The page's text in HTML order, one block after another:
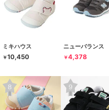
ミキハウス
￥10,450
ニューバランス
￥4,378